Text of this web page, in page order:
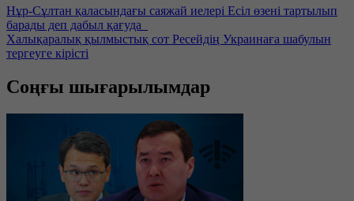
Нұр-Сұлтан қаласындағы саяжай иелері Есіл өзені тартылып
барады деп дабыл қағуда
Халықаралық қылмыстық сот Ресейдің Украинаға шабулын
тергеуге кірісті
Соңғы шығарылымдар